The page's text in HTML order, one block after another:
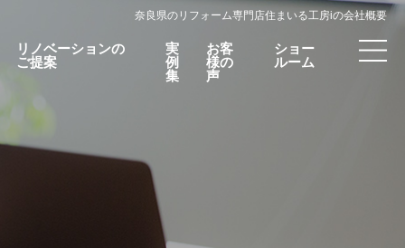
奈良県のリフォーム専門店住まいる工房iの会社概要
リノベーションの
ご提案
実
例
集
お客
様の
声
ショー
ルーム